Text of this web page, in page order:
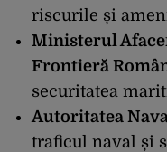
riscurile și
Ministerul
Frontieră
securitatea
Autoritatea
traficul naval și